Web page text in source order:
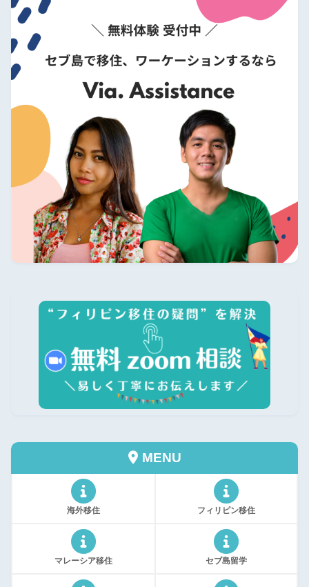
MENU
海外移住 フィリピン移住
マレーシア移住 セブ島留学